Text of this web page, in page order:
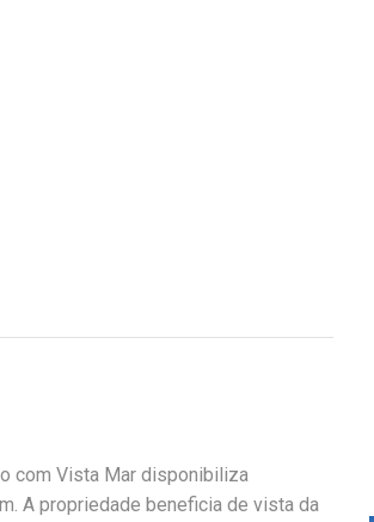
com Vista Mar disponibiliza
A propriedade beneficia de vista da